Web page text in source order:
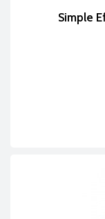
Simple